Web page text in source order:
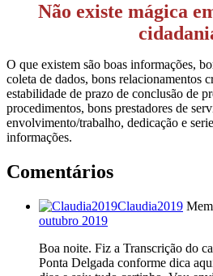
Não existe mágica
O que existem são boas informações,
coleta de dados, bons relacionamentos
estabilidade de prazo de conclusão de
procedimentos, bons prestadores de
envolvimento/trabalho, dedicação e
informações.
Comentários
Claudia2019
outubro 2019
Boa noite. Fiz a Transcrição do
Ponta Delgada conforme dica